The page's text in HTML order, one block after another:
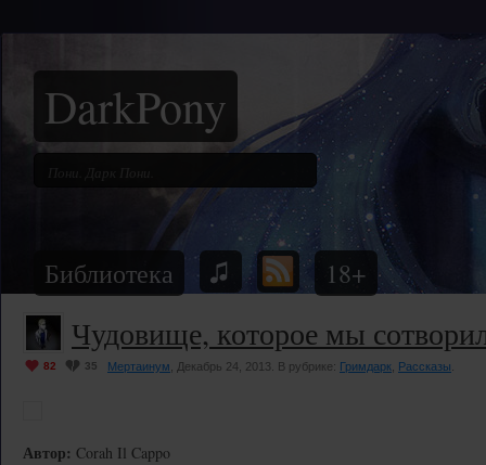
DarkPony
Библиотека 18+
Чудовище, которое мы
82 35 Мертаинум , Декабрь 24, 2013. В рубрике: Гримдарк Рассказы
Автор: Corah Il Cappo